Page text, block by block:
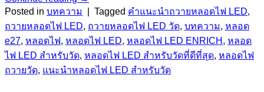
Posted in บทความ Tagged คำแนะนำถวายหลอดไฟ LED,
ถวายหลอดไฟ LED, ถวายหลอดไฟ LED วัด, บทความ, หลอด
e27, หลอดไฟ, หลอดไฟ LED, หลอดไฟ LED ENRICH , หลอด
ไฟ LED สำหรับวัด, หลอดไฟ LED สำหรับวัดที่ดีที่สุด, หลอดไฟ
ถวายวัด, แนะนำหลอดไฟ LED สำหรับวัด